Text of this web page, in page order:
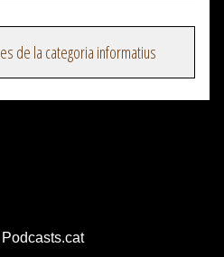
de la categoria informatius